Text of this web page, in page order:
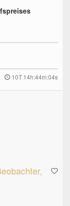
10T 14h:44m:03s